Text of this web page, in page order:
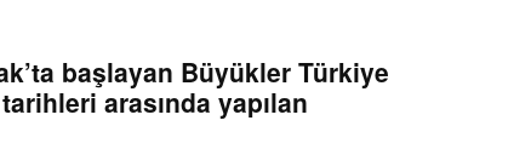
başlayan Büyükler Türkiye
arasında yapılan